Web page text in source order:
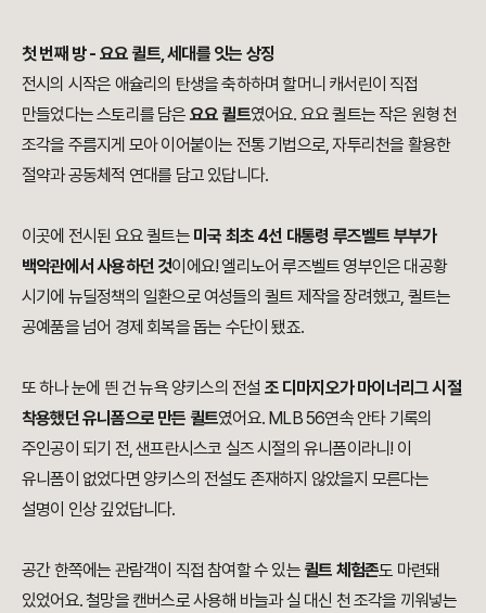
첫 번째 방 - 요요 퀼트, 세대를 잇는 상징
전시의 시작은 애슐리의 탄생을 축하하며 할머니 캐서린이 직접
만들었다는 스토리를 담은 요요 퀼트였어요. 요요 퀼트는 작은 원형 천
조각을 주름지게 모아 이어붙이는 전통 기법으로, 자투리천을 활용한
절약과 공동체적 연대를 담고 있답니다.
이곳에 전시된 요요 퀼트는 미국 최초 4선 대통령 루즈벨트 부부가
백악관에서 사용하던 것이에요! 엘리노어 루즈벨트 영부인은 대공황
시기에 뉴딜정책의 일환으로 여성들의 퀼트 제작을 장려했고, 퀼트는
공예품을 넘어 경제 회복을 돕는 수단이 됐죠.
또 하나 눈에 띈 건 뉴욕 양키스의 전설 조 디마지오가 마이너리그 시절
착용했던 유니폼으로 만든 퀼트였어요. MLB 56연속 안타 기록의
주인공이 되기 전, 샌프란시스코 실즈 시절의 유니폼이라니! 이
유니폼이 없었다면 양키스의 전설도 존재하지 않았을지 모른다는
설명이 인상 깊었답니다.
공간 한쪽에는 관람객이 직접 참여할 수 있는 퀼트 체험존도 마련돼
있었어요. 철망을 캔버스로 사용해 바늘과 실 대신 천 조각을 끼워넣는